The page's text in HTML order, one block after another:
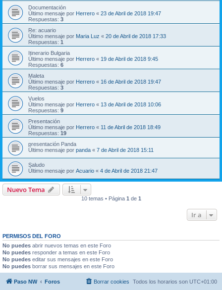
Documentación
Último mensaje por Herrero « 23 de Abril de 2018 19:47
Respuestas: 3
Re: acuario
Último mensaje por Maria Luz « 20 de Abril de 2018 17:33
Respuestas: 1
Itinerario Bulgaria
Último mensaje por Herrero « 19 de Abril de 2018 9:45
Respuestas: 6
Maleta
Último mensaje por Herrero « 16 de Abril de 2018 19:47
Respuestas: 3
Vuelos
Último mensaje por Herrero « 13 de Abril de 2018 10:06
Respuestas: 9
Presentación
Último mensaje por Herrero « 11 de Abril de 2018 18:49
Respuestas: 19
presentación Panda
Último mensaje por panda « 7 de Abril de 2018 15:11
Saludo
Último mensaje por Acuario « 4 de Abril de 2018 21:47
Nuevo Tema
10 temas • Página 1 de 1
Ir a
PERMISOS DEL FORO
No puedes abrir nuevos temas en este Foro
No puedes responder a temas en este Foro
No puedes editar sus mensajes en este Foro
No puedes borrar sus mensajes en este Foro
Paso NW Foros Todos los horarios son UTC+01:00
Borrar cookies